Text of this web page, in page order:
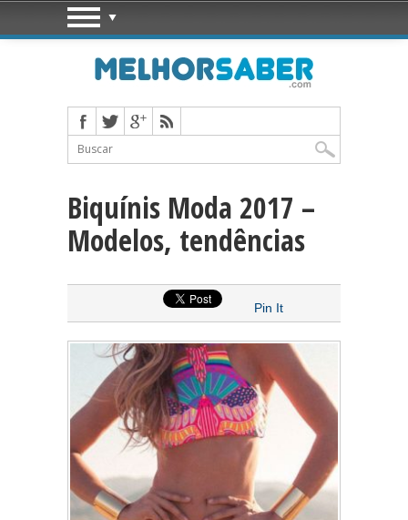
Biquínis Moda 2017 –
Modelos, tendências
Pin It